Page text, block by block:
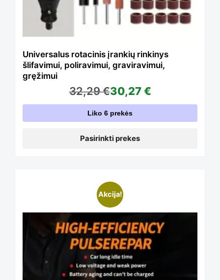
Universalus rotacinis įrankių rinkinys
šlifavimui, poliravimui, graviravimui,
gręžimui
32,29€30,27€
Liko 6 prekės
Pasirinkti prekes
The
options
may
be
the
product
Akcija!